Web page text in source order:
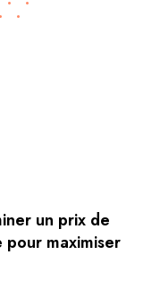
un prix de
maximiser